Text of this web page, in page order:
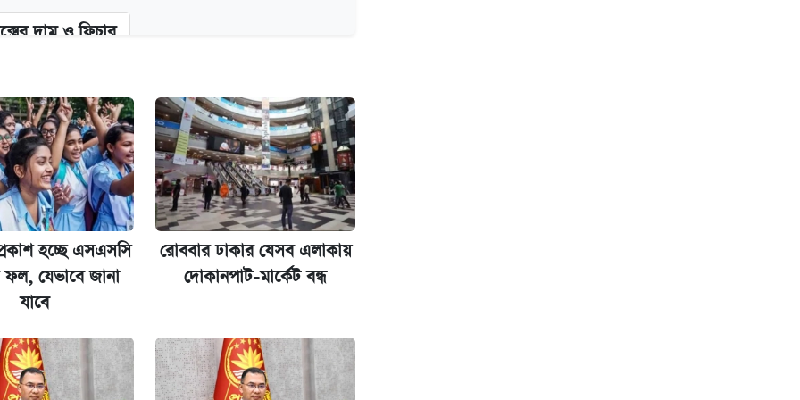
দাম ও ফিচার
গেল
হচ্ছে এসএসসি
ফল, যেভাবে জানা
যাবে
রোববার ঢাকার যেসব এলাকায়
দোকানপাট-মার্কেট বন্ধ